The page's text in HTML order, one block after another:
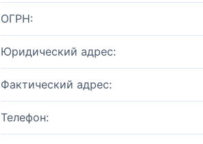
ОГРН:
Юридический адрес:
Фактический адрес:
Телефон: